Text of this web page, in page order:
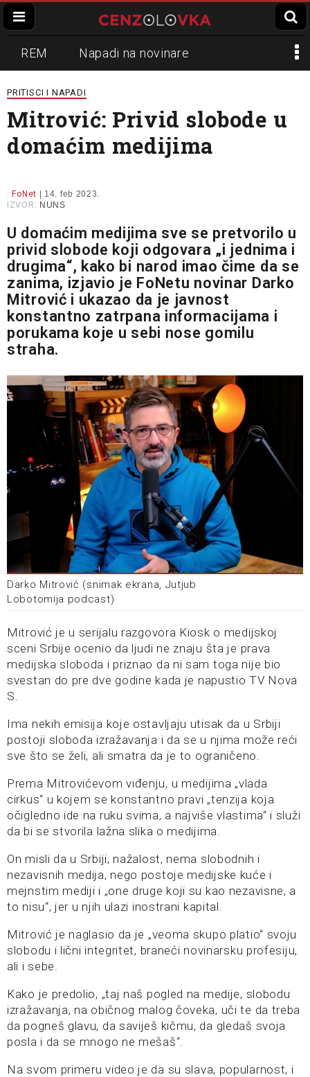
REM Napadi na novinare
Zvučni top
Propaganda Lokalni mediji
Informer Slavko Ćuruvija
PRITISCI I NAPADI
Mitrović: Privid slobode u
domaćim medijima
: FoNet | 14. feb 2023.
IZVOR: NUNS
U domaćim medijima sve se pretvorilo u
privid slobode koji odgovara „i jednima i
drugima“, kako bi narod imao čime da se
zanima, izjavio je FoNetu novinar Darko
Mitrović i ukazao da je javnost
konstantno zatrpana informacijama i
porukama koje u sebi nose gomilu
straha.
Darko Mitrović (snimak ekrana, Jutjub
Lobotomija podcast)
Mitrović je u serijalu razgovora Kiosk o medijskoj
sceni Srbije ocenio da ljudi ne znaju šta je prava
medijska sloboda i priznao da ni sam toga nije bio
svestan do pre dve godine kada je napustio TV Nova
S.
Ima nekih emisija koje ostavljaju utisak da u Srbiji
postoji sloboda izražavanja i da se u njima može reći
sve što se želi, ali smatra da je to ograničeno.
Prema Mitrovićevom viđenju, u medijima „vlada
cirkus“ u kojem se konstantno pravi „tenzija koja
očigledno ide na ruku svima, a najviše vlastima“ i služi
da bi se stvorila lažna slika o medijima.
On misli da u Srbiji, nažalost, nema slobodnih i
nezavisnih medija, nego postoje medijske kuće i
mejnstim mediji i „one druge koji su kao nezavisne, a
to nisu“, jer u njih ulazi inostrani kapital.
Mitrović je naglasio da je „veoma skupo platio“ svoju
slobodu i lični integritet, braneći novinarsku profesiju,
ali i sebe.
Kako je predolio, „taj naš pogled na medije, slobodu
izražavanja, na običnog malog čoveka, uči te da treba
da pogneš glavu, da saviješ kičmu, da gledaš svoja
posla i da se mnogo ne mešaš“.
Na svom primeru video je da su slava, popularnost, i